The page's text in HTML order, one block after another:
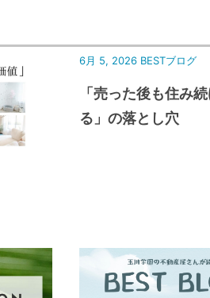
6月 5, 2026 BESTブログ
「売った後も住み
る」の落とし穴